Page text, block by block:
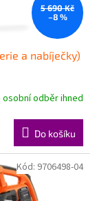
5 690 Kč
–8 %
a nabíječky)
osobní odběr ihned
Do košíku
Kód: 9706498-04